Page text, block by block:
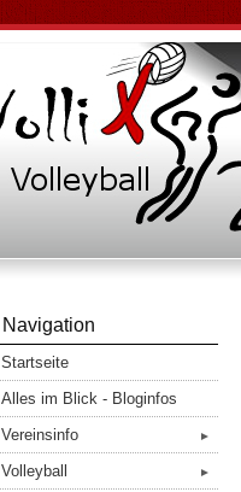
Navigation
Startseite
Alles im Blick - Bloginfos
Vereinsinfo
►
Volleyball ►